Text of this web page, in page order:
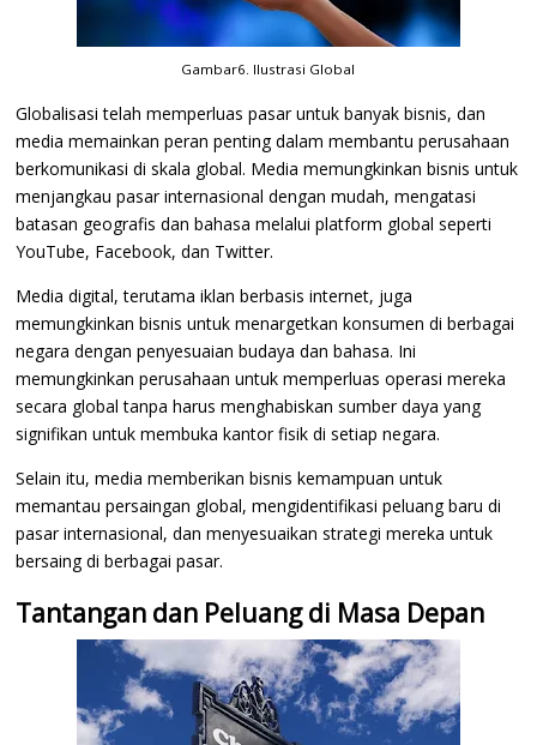
Gambar6. Ilustrasi Global
Globalisasi telah memperluas pasar untuk banyak bisnis, dan
media memainkan peran penting dalam membantu perusahaan
berkomunikasi di skala global. Media memungkinkan bisnis untuk
menjangkau pasar internasional dengan mudah, mengatasi
batasan geografis dan bahasa melalui platform global seperti
YouTube, Facebook, dan Twitter.
Media digital, terutama iklan berbasis internet, juga
memungkinkan bisnis untuk menargetkan konsumen di berbagai
negara dengan penyesuaian budaya dan bahasa. Ini
memungkinkan perusahaan untuk memperluas operasi mereka
secara global tanpa harus menghabiskan sumber daya yang
signifikan untuk membuka kantor fisik di setiap negara.
Selain itu, media memberikan bisnis kemampuan untuk
memantau persaingan global, mengidentifikasi peluang baru di
pasar internasional, dan menyesuaikan strategi mereka untuk
bersaing di berbagai pasar.
Tantangan dan Peluang di Masa Depan